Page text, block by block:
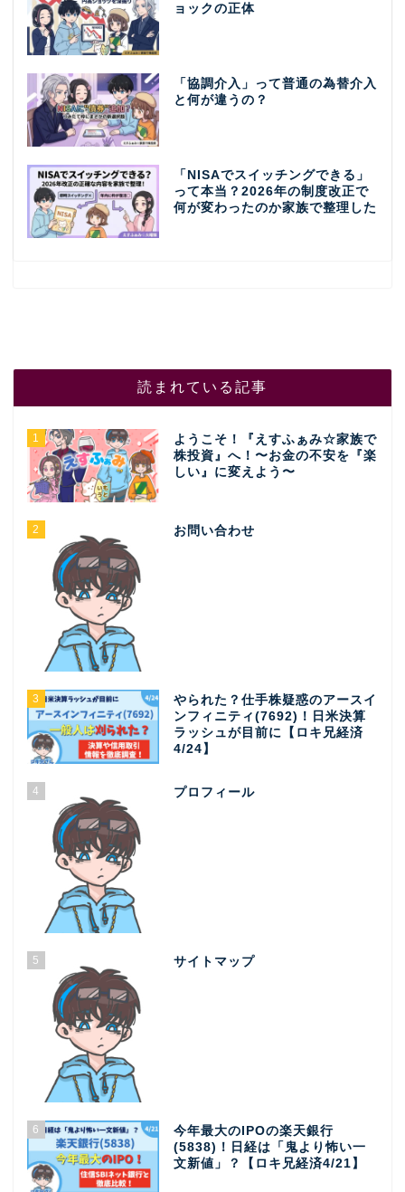
ョックの正体
「協調介入」って普通の為替介入
と何が違うの？
「NISAでスイッチングできる」
って本当？2026年の制度改正で
何が変わったのか家族で整理した
読まれている記事
1
ようこそ！『えすふぁみ☆家族で
株投資』へ！〜お金の不安を『楽
しい』に変えよう〜
2 お問い合わせ
3
やられた？仕手株疑惑のアースイ
ンフィニティ(7692)！日米決算
ラッシュが目前に【ロキ兄経済
4/24】
4 プロフィール
5 サイトマップ
6
今年最大のIPOの楽天銀行
(5838)！日経は「鬼より怖い一
文新値」？【ロキ兄経済4/21】